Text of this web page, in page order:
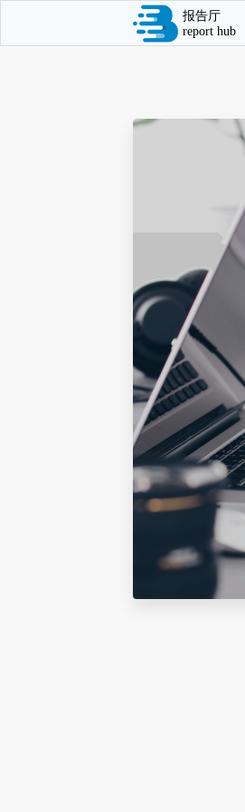
报告厅
report hub